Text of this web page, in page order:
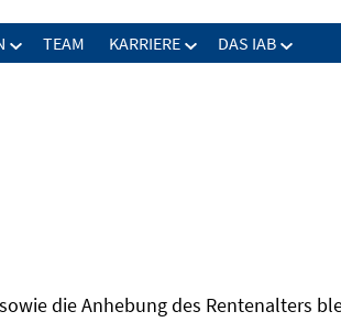
TEAM KARRIERE DAS IAB
die Anhebung des Rentenalters